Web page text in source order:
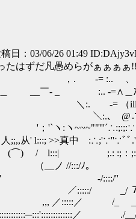
日：03/06/26 01:49
たはずだ凡愚めらがぁぁぁぁ!!
、
＿λ;;’∴
）:::...､、
ﾉつ∵;;’'
;:@つ
' l:::; >>真中 :∴;'∵''∵ﾞﾞ
/ (⌒) / l:::| ;.: :;：
ノ //:::/ﾉ｡
::::/''
_/ ７_,/ ７ /
,,, ／:::::／ /_